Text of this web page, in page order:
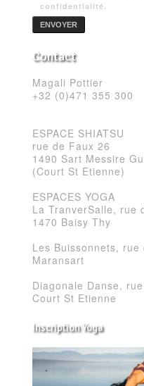
confidentialité.
Contact
Magali Pottier
+32 (0)471 355 300
ESPACE SHIATSU
rue de Faux 26
1490 Sart Messire
(Court St Etienne)
ESPACES YOGA
La TranverSalle, rue
1470 Baisy Thy
Les Buissonnets,
Maransart
Diagonale Danse,
Court St Etienne
Inscription Yoga